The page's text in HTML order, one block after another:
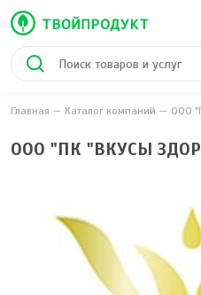
Главная Каталог компаний ООО
ООО "ПК "ВКУСЫ